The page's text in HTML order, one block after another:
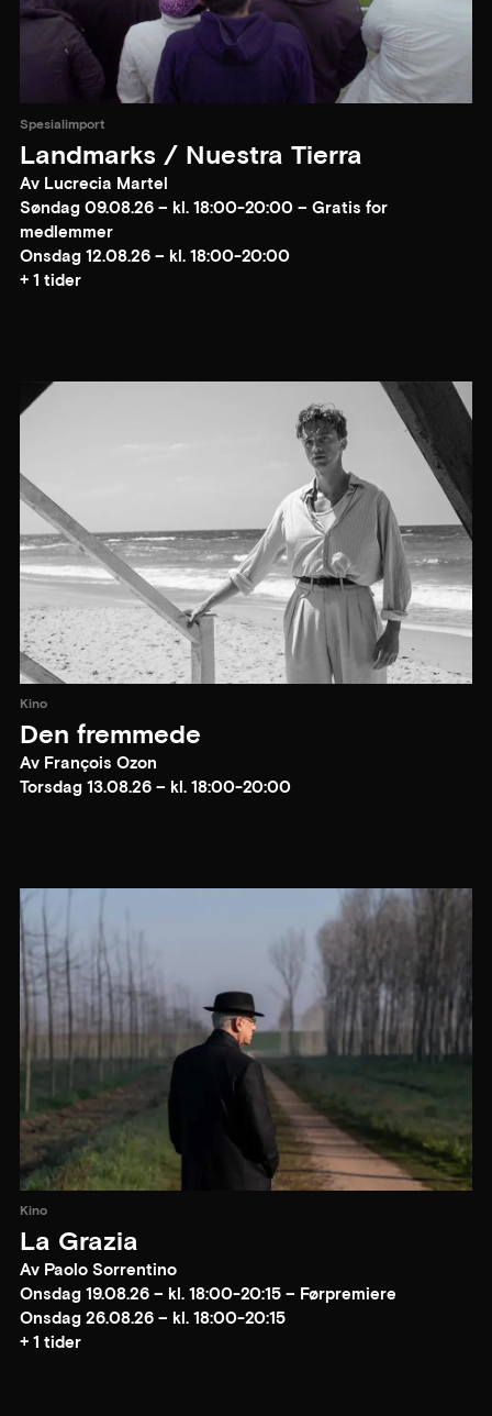
Spesialimport
Landmarks / Nuestra Tierra
Av Lucrecia Martel
Søndag 09.08.26 – kl. 18:00-20:00 – Gratis for
medlemmer
Onsdag 12.08.26 – kl. 18:00-20:00
+ 1 tider
Kino
Den fremmede
Av François Ozon
Torsdag 13.08.26 – kl. 18:00-20:00
Kino
La Grazia
Av Paolo Sorrentino
Onsdag 19.08.26 – kl. 18:00-20:15 – Førpremiere
Onsdag 26.08.26 – kl. 18:00-20:15
+ 1 tider